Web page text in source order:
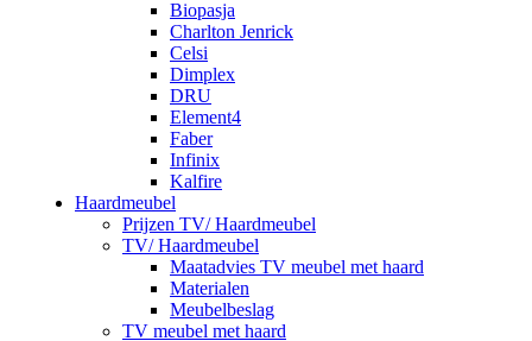
Biopasja
Charlton Jenrick
Celsi
Dimplex
DRU
Element4
Faber
Infinix
Kalfire
Haardmeubel
Prijzen TV/ Haardmeubel
TV/ Haardmeubel
Maatadvies TV meubel met haard
Materialen
Meubelbeslag
TV meubel met haard